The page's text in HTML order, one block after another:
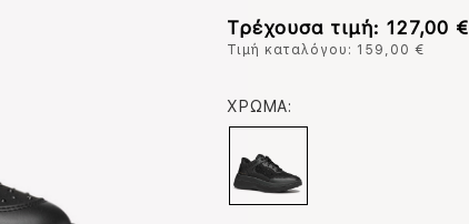
Τρέχουσα τιμή: 127,00 €
Τιμή καταλόγου: 159,00 €
ΧΡΩΜΑ: